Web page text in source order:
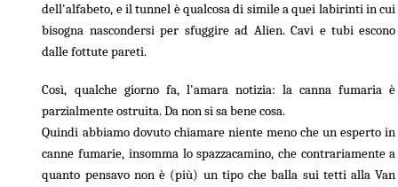
dell'alfabeto, e il tunnel è qualcosa di simile a quei labirinti in cui
bisogna nascondersi per sfuggire ad Alien. Cavi e tubi escono
dalle fottute pareti.
Così, qualche giorno fa, l'amara notizia: la canna fumaria è
parzialmente ostruita. Da non si sa bene cosa.
Quindi abbiamo dovuto chiamare niente meno che un esperto in
canne fumarie, insomma lo spazzacamino, che contrariamente a
quanto pensavo non è (più) un tipo che balla sui tetti alla Van